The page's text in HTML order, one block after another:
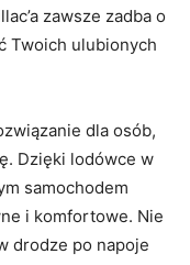
zawsze zadba ‍o
Twoich ulubionych⁢
⁢dla osób,
Dzięki lodówce w
samochodem
i komfortowe.⁣ Nie​
drodze po napoje